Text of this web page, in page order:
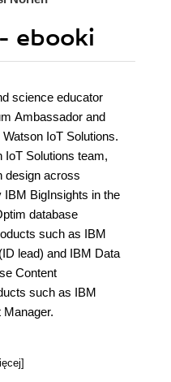
ebooki
science educator
Ambassador and
IoT Solutions.
IoT Solutions team,
design across
BigInsights in the
database
such as IBM
lead) and IBM Data
Content
such as IBM
Manager.